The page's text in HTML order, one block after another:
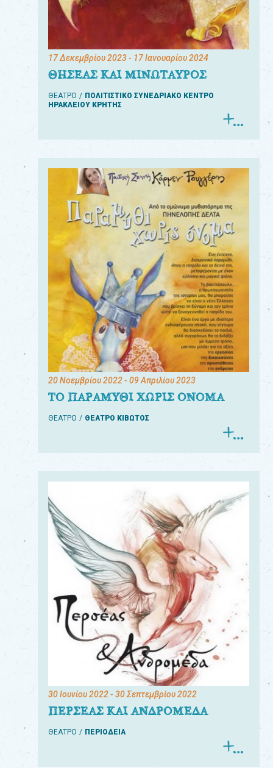
17 Δεκεμβρίου 2023- 17 Ιανουαρίου 2024
ΘΗΣΕΑΣ ΚΑΙ ΜΙΝΩΤΑΥΡΟΣ
ΘΕΑΤΡΟ
ΠΟΛΙΤΙΣΤΙΚΟ ΣΥΝΕΔΡΙΑΚΟ ΚΕΝΤΡΟ
ΗΡΑΚΛΕΙΟΥ ΚΡΗΤΗΣ
20 Νοεμβρίου 2022- 09 Απριλίου 2023
ΤΟ ΠΑΡΑΜΥΘΙ ΧΩΡΙΣ ΟΝΟΜΑ
ΘΕΑΤΡΟ ΘΕΑΤΡΟ ΚΙΒΩΤΟΣ
30 Ιουνίου 2022- 30 Σεπτεμβρίου 2022
ΠΕΡΣΕΑΣ ΚΑΙ ΑΝΔΡΟΜΕΔΑ
ΘΕΑΤΡΟ ΠΕΡΙΟΔΕΙΑ